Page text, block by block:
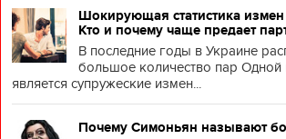
Шокирующая статистика
Кто и почему чаще предает
В последние годы в Украине
большое количество пар Одной
является супружеские измен...
Почему Симоньян называют